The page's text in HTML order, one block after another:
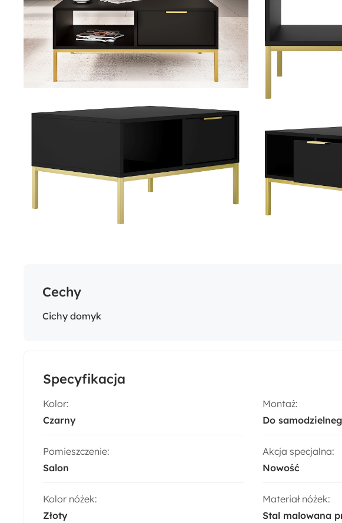
Cechy
Cichy domyk
Specyfikacja
Kolor:
Czarny
Montaż:
Do
Pomieszczenie:
Salon
Akcja specjalna:
Nowość
Kolor nóżek:
Złoty
Materiał nóżek:
Stal malowana